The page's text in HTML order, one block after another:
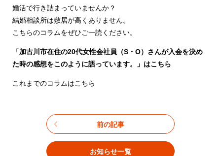
婚活で行き詰まっていませんか？
結婚相談所は敷居が高くありません。
こちらのコラムをぜひご一読ください。
「加古川市在住の20代女性会社員（S・O）さんが入会を決め
た時の感想をこのように語っています。」はこちら
これまでのコラムはこちら
前の記事
お知らせ一覧